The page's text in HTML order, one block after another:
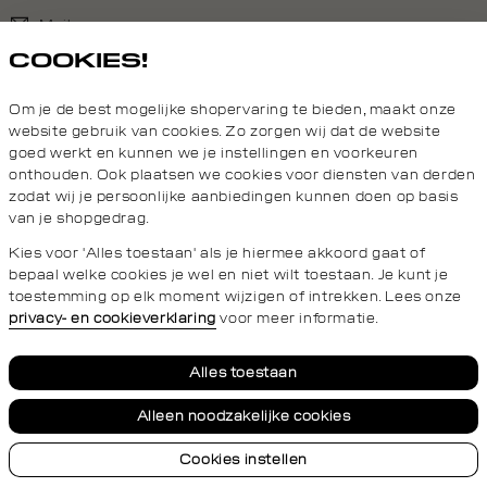
Mail ons
Van maandag t/m vrijdag van 8.30 uur tot 18.00 uur.
Service
Privacy- en cookieverklaringAlgemene Voorwaarden
© 2026 Daily Aesthetikz Alle Rechten Voorbehouden
COOKIES!
Om je de best mogelijke shopervaring te bieden, maakt onze
website gebruik van cookies. Zo zorgen wij dat de website
goed werkt en kunnen we je instellingen en voorkeuren
onthouden. Ook plaatsen we cookies voor diensten van derden
zodat wij je persoonlijke aanbiedingen kunnen doen op basis
van je shopgedrag.
Kies voor 'Alles toestaan' als je hiermee akkoord gaat of
bepaal welke cookies je wel en niet wilt toestaan. Je kunt je
toestemming op elk moment wijzigen of intrekken. Lees onze
privacy- en cookieverklaring voor meer informatie.
Alles toestaan
Alleen noodzakelijke cookies
Cookies instellen